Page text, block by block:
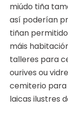
miúdo tiña
así poderían
tiñan
máis
talleres para
ourives ou
cemiterio para
laicas ilustres